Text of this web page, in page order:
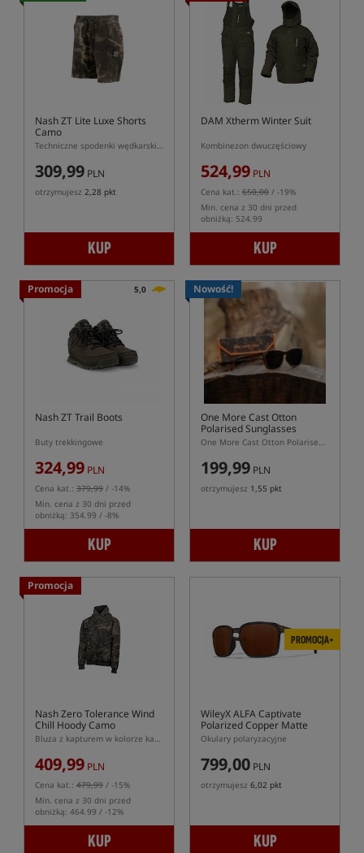
Nash ZT Lite Luxe Shorts
Camo
Techniczne spodenki wędkarskie Nash ZT Lite Luxe
309,99 PLN
otrzymujesz 2,28 pkt
KUP
DAM Xtherm Winter Suit
Kombinezon dwuczęściowy
524,99 PLN
Cena kat.: 650,00 / -19%
Min. cena z 30 dni przed
obniżką: 524.99
KUP
Promocja 5,0
Nash ZT Trail Boots
Buty trekkingowe
324,99 PLN
Cena kat.: 379,99 / -14%
Min. cena z 30 dni przed
obniżką: 354.99 / -8%
KUP
Nowość!
One More Cast Otton
Polarised Sunglasses
One More Cast Otton Polarised Sunglasses – okulary polaryzacyjne
199,99 PLN
otrzymujesz 1,55 pkt
KUP
Promocja
Nash Zero Tolerance Wind
Chill Hoody Camo
Bluza z kapturem w kolorze kamuflażu
409,99 PLN
Cena kat.: 479,99 / -15%
Min. cena z 30 dni przed
obniżką: 464.99 / -12%
KUP
PROMOCJA+
WileyX ALFA Captivate
Polarized Copper Matte
Havanna Brown Frame
Okulary polaryzacyjne
799,00 PLN
otrzymujesz 6,02 pkt
KUP